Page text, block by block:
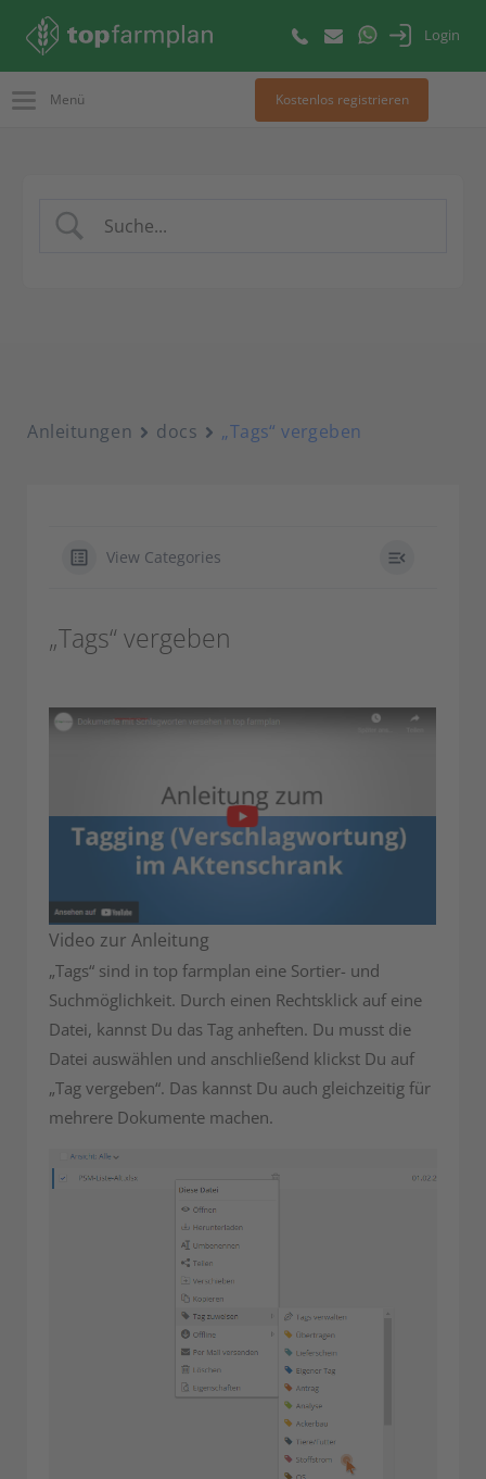
Login
Menü Kostenlos registrieren
Anleitungen docs „Tags“ vergeben
View Categories
„Tags“ vergeben
Video zur Anleitung
„Tags“ sind in top farmplan eine Sortier- und
Suchmöglichkeit. Durch einen Rechtsklick auf eine
Datei, kannst Du das Tag anheften. Du musst die
Datei auswählen und anschließend klickst Du auf
„Tag vergeben“. Das kannst Du auch gleichzeitig für
mehrere Dokumente machen.